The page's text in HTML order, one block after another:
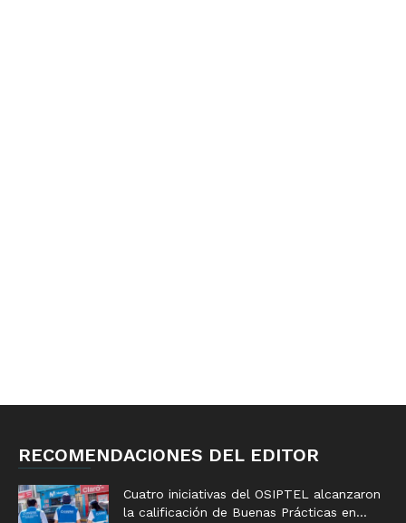
RECOMENDACIONES DEL EDITOR
Cuatro iniciativas del OSIPTEL alcanzaron
la calificación de Buenas Prácticas en...